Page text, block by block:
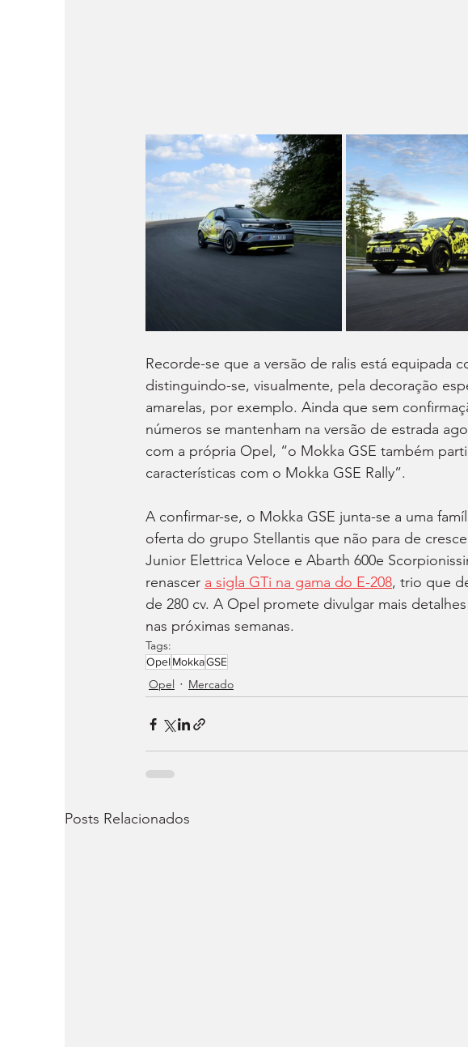
Recorde-se que a versão de ralis está equipada
distinguindo-se, visualmente, pela decoração
amarelas, por exemplo. Ainda que sem
números se mantenham na versão de estrada
com a própria Opel, “o Mokka GSE também
características com o Mokka GSE Rally”.
A confirmar-se, o Mokka GSE junta-se a uma
oferta do grupo Stellantis que não para de
Junior Elettrica Veloce e Abarth 600e
renascer a sigla GTi na gama do E-208, trio que
de 280 cv. A Opel promete divulgar mais
nas próximas semanas.
Tags:
Opel MokkaGSE
Opel Mercado
Posts Relacionados